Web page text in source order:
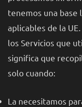
tenemos una base
aplicables de la
los Servicios que
significa que
solo cuando:
La necesitamos